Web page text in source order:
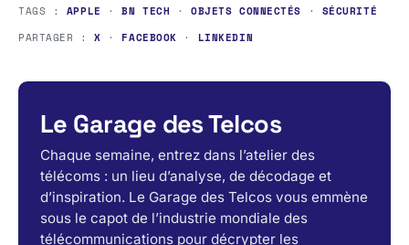
TAGS : APPLE ·BN TECH ·OBJETS CONNECTÉS · SÉCURITÉ
PARTAGER :X · FACEBOOK · LINKEDIN
Le Garage des Telcos
Chaque semaine, entrez dans l’atelier des
télécoms : un lieu d’analyse, de décodage et
d’inspiration. Le Garage des Telcos vous emmène
sous le capot de l’industrie mondiale des
télécommunications pour décrypter les